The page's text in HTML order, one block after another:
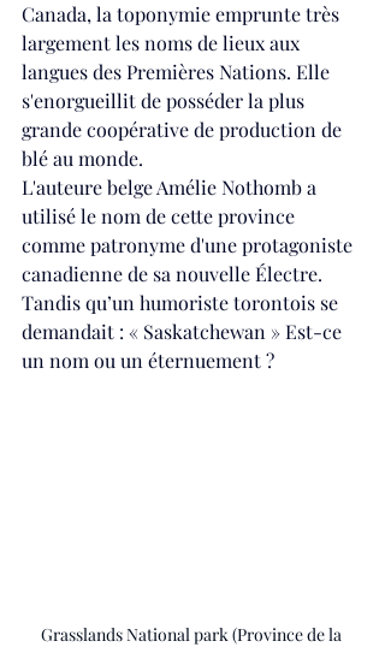
Canada, la toponymie emprunte très
largement les noms de lieux aux
langues des Premières Nations. Elle
s'enorgueillit de posséder la plus
grande coopérative de production de
blé au monde.
L'auteure belge Amélie Nothomb a
utilisé le nom de cette province
comme patronyme d'une protagoniste
canadienne de sa nouvelle Électre.
Tandis qu’un humoriste torontois se
demandait : « Saskatchewan » Est-ce
un nom ou un éternuement ?
Grasslands National park (Province de la